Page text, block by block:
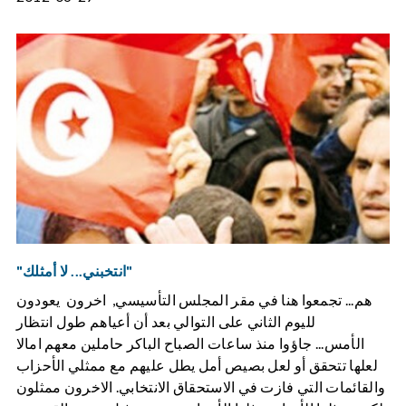
"انتخبني... لا أمثلك"
هم... تجمعوا هنا في مقر المجلس التأسيسي, اخرون يعودون
لليوم الثاني على التوالي بعد أن أعياهم طول انتظار
الأمس... جاؤوا منذ ساعات الصباح الباكر حاملين معهم امالا
لعلها تتحقق أو لعل بصيص أمل يطل عليهم مع ممثلي الأحزاب
والقائمات التي فازت في الاستحقاق الانتخابي. الاخرون ممثلون